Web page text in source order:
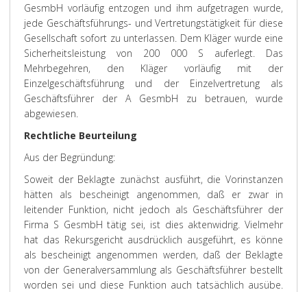
GesmbH vorläufig entzogen und ihm aufgetragen wurde,
jede Geschäftsführungs- und Vertretungstätigkeit für diese
Gesellschaft sofort zu unterlassen. Dem Kläger wurde eine
Sicherheitsleistung von 200 000 S auferlegt. Das
Mehrbegehren, den Kläger vorläufig mit der
Einzelgeschäftsführung und der Einzelvertretung als
Geschäftsführer der A GesmbH zu betrauen, wurde
abgewiesen.
Rechtliche Beurteilung
Aus der Begründung:
Soweit der Beklagte zunächst ausführt, die Vorinstanzen
hätten als bescheinigt angenommen, daß er zwar in
leitender Funktion, nicht jedoch als Geschäftsführer der
Firma S GesmbH tätig sei, ist dies aktenwidrig. Vielmehr
hat das Rekursgericht ausdrücklich ausgeführt, es könne
als bescheinigt angenommen werden, daß der Beklagte
von der Generalversammlung als Geschäftsführer bestellt
worden sei und diese Funktion auch tatsächlich ausübe.